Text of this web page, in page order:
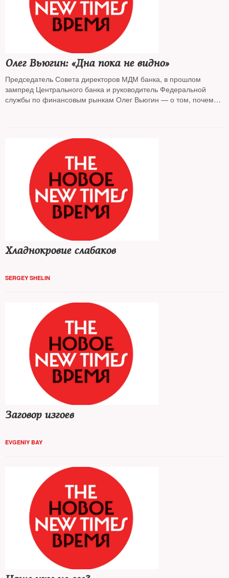
Олег Вьюгин: «Дна пока не видно»
Председатель Совета директоров МДМ банка, в прошлом
зампред Центрального банка и руководитель Федеральной
службы по финансовым рынкам Олег Вьюгин — о том, почему
Хладнокровие слабаков
SERGEY SHELIN
Заговор изгоев
EVGENIY BAY